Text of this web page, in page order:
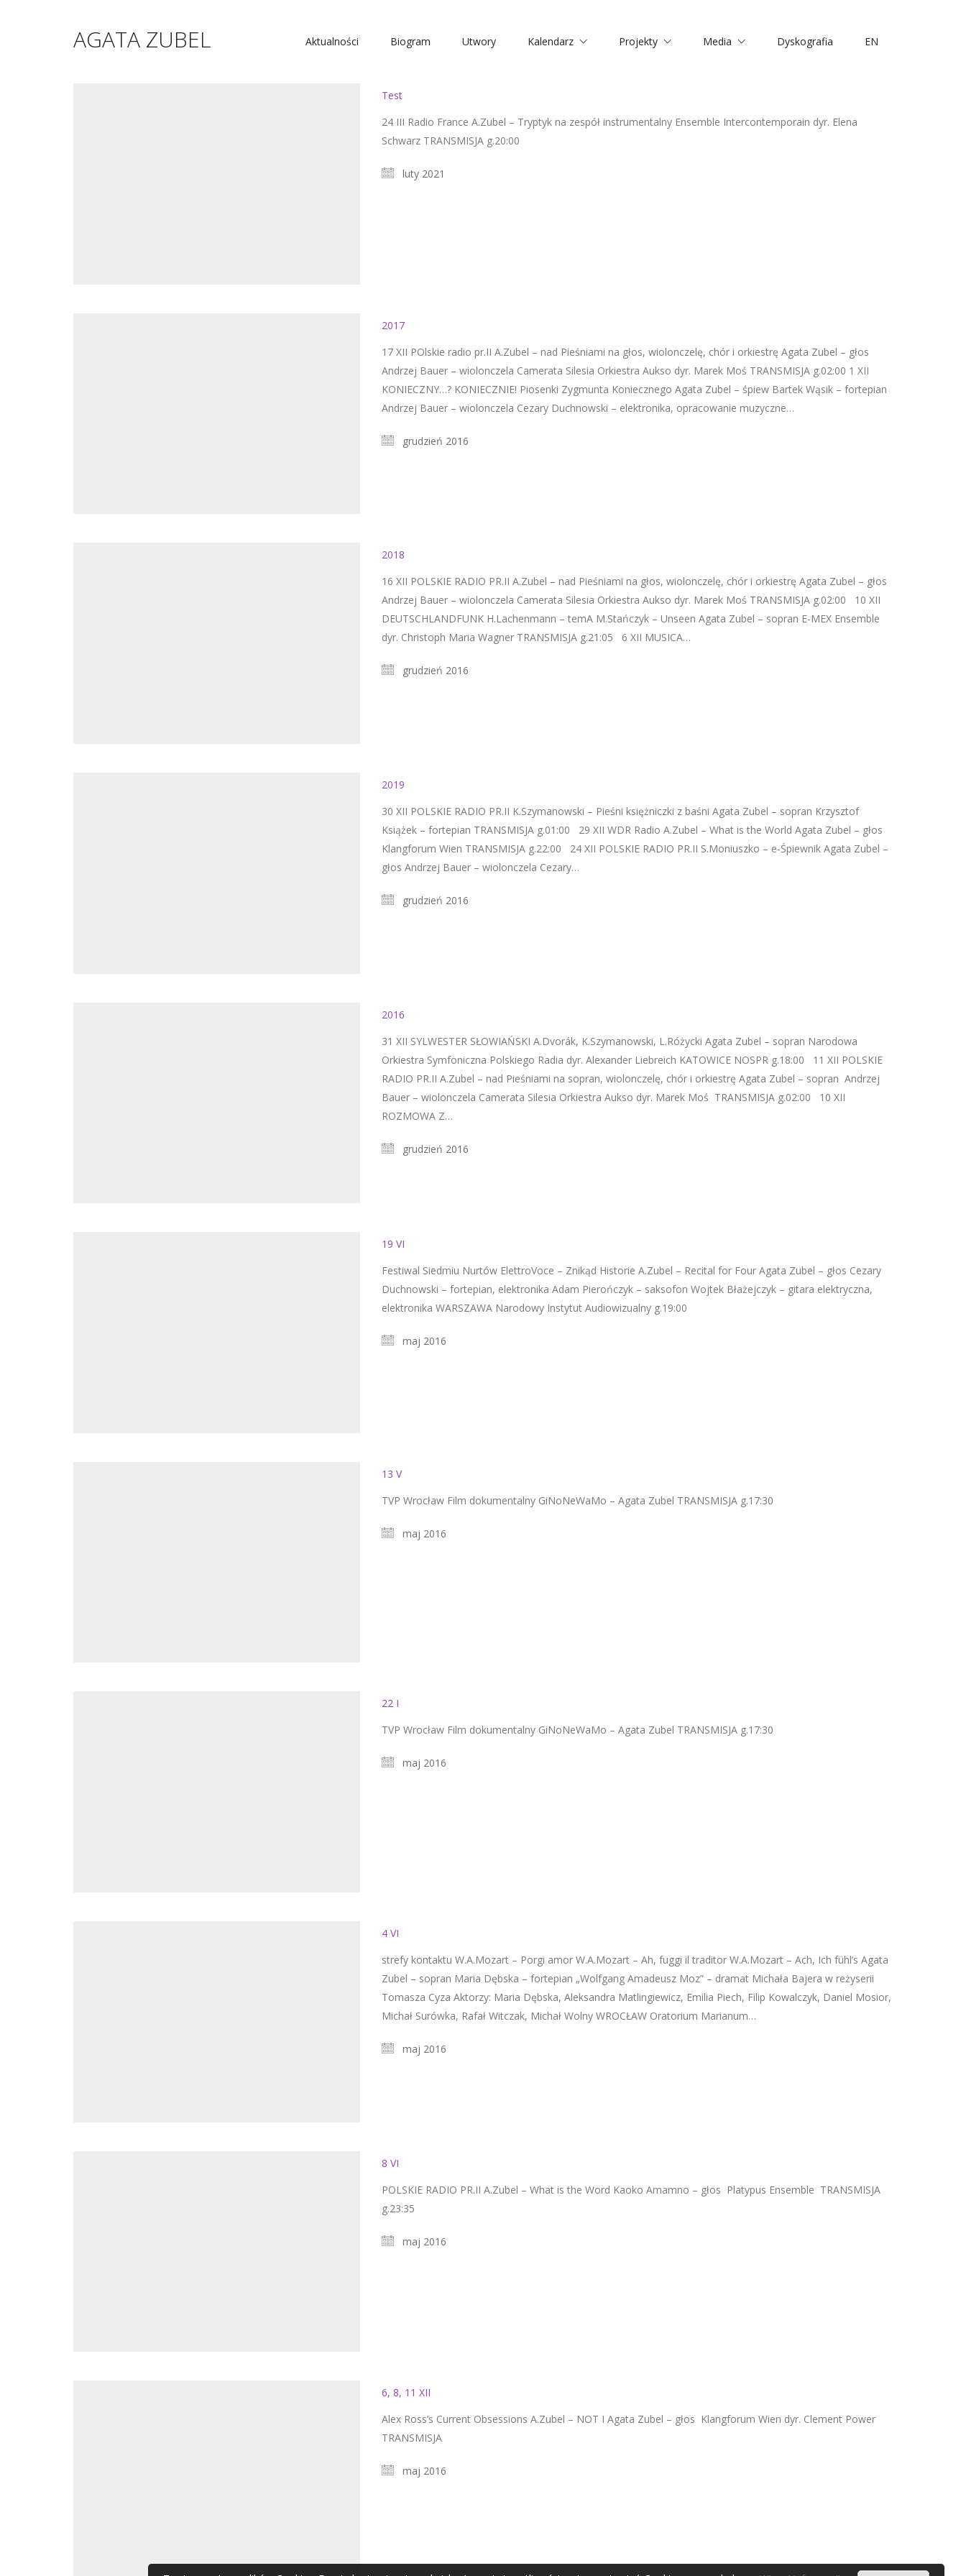
AGATA ZUBEL Aktualności Biogram Utwory Kalendarz Projekty Media Dyskografia EN
Test
24 III Radio France A.Zubel – Tryptyk na zespół instrumentalny Ensemble Intercontemporain dyr. Elena
Schwarz TRANSMISJA g.20:00
luty 2021
2017
17 XII POlskie radio pr.II A.Zubel – nad Pieśniami na głos, wiolonczelę, chór i orkiestrę Agata Zubel – głos
Andrzej Bauer – wiolonczela Camerata Silesia Orkiestra Aukso dyr. Marek Moś TRANSMISJA g.02:00 1 XII
KONIECZNY…? KONIECZNIE! Piosenki Zygmunta Koniecznego Agata Zubel – śpiew Bartek Wąsik – fortepian
Andrzej Bauer – wiolonczela Cezary Duchnowski – elektronika, opracowanie muzyczne…
grudzień 2016
2018
16 XII POLSKIE RADIO PR.II A.Zubel – nad Pieśniami na głos, wiolonczelę, chór i orkiestrę Agata Zubel – głos
Andrzej Bauer – wiolonczela Camerata Silesia Orkiestra Aukso dyr. Marek Moś TRANSMISJA g.02:00 10 XII
DEUTSCHLANDFUNK H.Lachenmann – temA M.Stańczyk – Unseen Agata Zubel – sopran E-MEX Ensemble
dyr. Christoph Maria Wagner TRANSMISJA g.21:05 6 XII MUSICA…
grudzień 2016
2019
30 XII POLSKIE RADIO PR.II K.Szymanowski – Pieśni księżniczki z baśni Agata Zubel – sopran Krzysztof
Książek – fortepian TRANSMISJA g.01:00 29 XII WDR Radio A.Zubel – What is the World Agata Zubel – głos
Klangforum Wien TRANSMISJA g.22:00 24 XII POLSKIE RADIO PR.II S.Moniuszko – e-Śpiewnik Agata Zubel –
głos Andrzej Bauer – wiolonczela Cezary…
grudzień 2016
2016
31 XII SYLWESTER SŁOWIAŃSKI A.Dvorák, K.Szymanowski, L.Różycki Agata Zubel – sopran Narodowa
Orkiestra Symfoniczna Polskiego Radia dyr. Alexander Liebreich KATOWICE NOSPR g.18:00 11 XII POLSKIE
RADIO PR.II A.Zubel – nad Pieśniami na sopran, wiolonczelę, chór i orkiestrę Agata Zubel – sopran Andrzej
Bauer – wiolonczela Camerata Silesia Orkiestra Aukso dyr. Marek Moś TRANSMISJA g.02:00 10 XII
ROZMOWA Z…
grudzień 2016
19 VI
Festiwal Siedmiu Nurtów ElettroVoce – Znikąd Historie A.Zubel – Recital for Four Agata Zubel – głos Cezary
Duchnowski – fortepian, elektronika Adam Pierończyk – saksofon Wojtek Błażejczyk – gitara elektryczna,
elektronika WARSZAWA Narodowy Instytut Audiowizualny g.19:00
maj 2016
13 V
TVP Wrocław Film dokumentalny GiNoNeWaMo – Agata Zubel TRANSMISJA g.17:30
maj 2016
22 I
TVP Wrocław Film dokumentalny GiNoNeWaMo – Agata Zubel TRANSMISJA g.17:30
maj 2016
4 VI
strefy kontaktu W.A.Mozart – Porgi amor W.A.Mozart – Ah, fuggi il traditor W.A.Mozart – Ach, Ich fühl’s Agata
Zubel – sopran Maria Dębska – fortepian „Wolfgang Amadeusz Moz” – dramat Michała Bajera w reżyserii
Tomasza Cyza Aktorzy: Maria Dębska, Aleksandra Matlingiewicz, Emilia Piech, Filip Kowalczyk, Daniel Mosior,
Michał Surówka, Rafał Witczak, Michał Wolny WROCŁAW Oratorium Marianum…
maj 2016
8 VI
POLSKIE RADIO PR.II A.Zubel – What is the Word Kaoko Amamno – głos Platypus Ensemble TRANSMISJA
g.23:35
maj 2016
6, 8, 11 XII
Alex Ross’s Current Obsessions A.Zubel – NOT I Agata Zubel – głos Klangforum Wien dyr. Clement Power
TRANSMISJA
maj 2016AGATA ZUBEL